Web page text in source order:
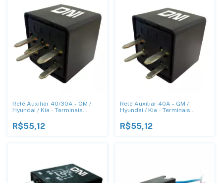
Relé Auxiliar 40/30A - GM /
Hyundai / Kia - Terminais
R$55,12
Relé Auxiliar 40A - GM /
Hyundai / Kia - Terminais
R$55,12